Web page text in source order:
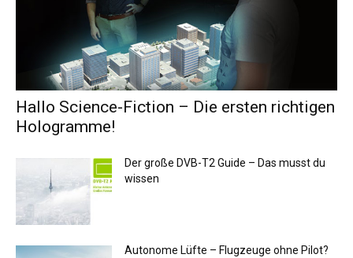
Hallo Science-Fiction – Die ersten richtigen
Hologramme!
Der große DVB-T2 Guide – Das musst du
wissen
Autonome Lüfte – Flugzeuge ohne Pilot?